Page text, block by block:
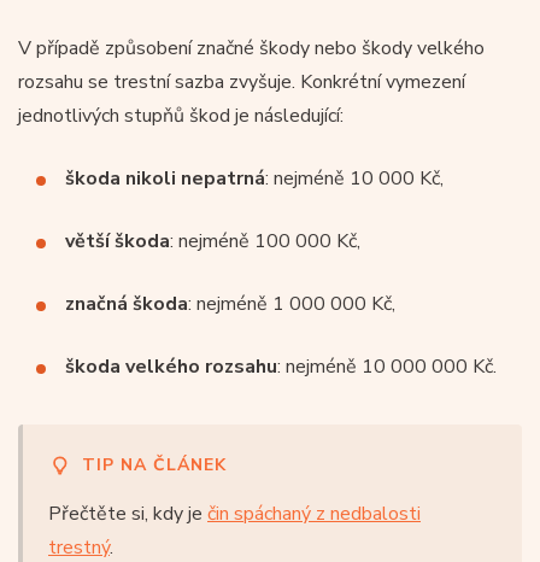
V případě způsobení značné škody nebo škody velkého
rozsahu se trestní sazba zvyšuje. Konkrétní vymezení
jednotlivých stupňů škod je následující:
škoda nikoli nepatrná: nejméně 10 000 Kč,
větší škoda: nejméně 100 000 Kč,
značná škoda: nejméně 1 000 000 Kč,
škoda velkého rozsahu: nejméně 10 000 000 Kč.
TIP NA ČLÁNEK
Přečtěte si, kdy je čin spáchaný z nedbalosti
trestný.